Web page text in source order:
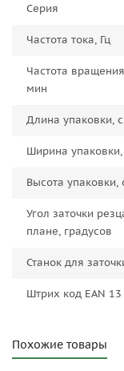
Серия
Частота тока, Гц
Частота
мин
Длина упаковки,
Ширина
Высота упаковки,
Угол заточки
плане, градусов
Станок для
Штрих код EAN 13
Похожие товары